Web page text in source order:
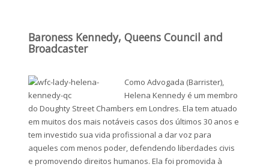
Baroness Kennedy, Queens Council and
Broadcaster
Como Advogada (Barrister),
Helena Kennedy é um membro
do Doughty Street Chambers em Londres. Ela tem atuado
em muitos dos mais notáveis casos dos últimos 30 anos e
tem investido sua vida profissional a dar voz para
aqueles com menos poder, defendendo liberdades civis
e promovendo direitos humanos. Ela foi promovida à